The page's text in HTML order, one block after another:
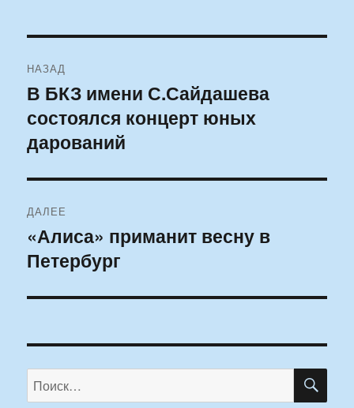
по
записям
НАЗАД
Предыдущая
запись:
В БКЗ имени С.Сайдашева
состоялся концерт юных
дарований
ДАЛЕЕ
Следующая
запись:
«Алиса» приманит весну в
Петербург
Искать: